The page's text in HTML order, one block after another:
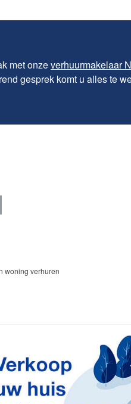
met onzeverhuurmakelaar
gesprek komt u alles te
woning verhuren